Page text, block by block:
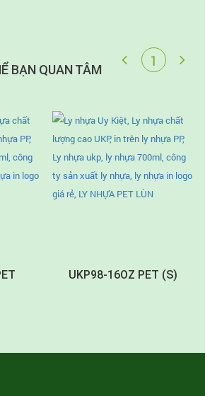
BẠN QUAN TÂM
UKP98-16OZ PET (S)